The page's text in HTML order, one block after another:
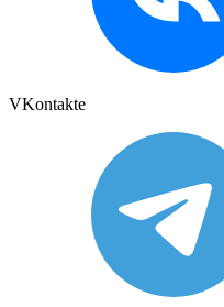
VKontakte